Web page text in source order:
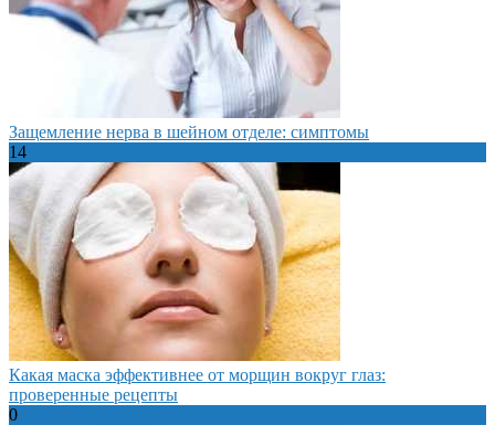
Защемление нерва в шейном отделе: симптомы
14
Какая маска эффективнее от морщин вокруг глаз:
проверенные рецепты
0